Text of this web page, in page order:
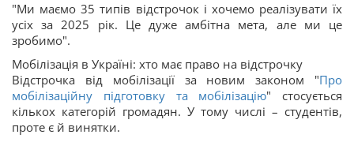
"Ми маємо 35 типів відстрочок і хочемо реалізувати їх
усіх за 2025 рік. Це дуже амбітна мета, але ми це
зробимо".
Мобілізація в Україні: хто має право на відстрочку
Відстрочка від мобілізації за новим законом "Про
мобілізаційну підготовку та мобілізацію" стосується
кількох категорій громадян. У тому числі – студентів,
проте є й винятки.